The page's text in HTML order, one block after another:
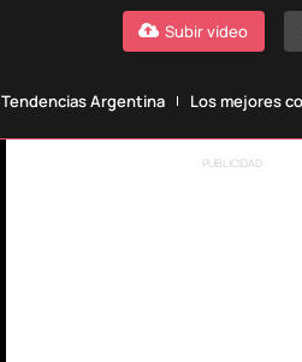
Subir vídeo
Tendencias Argentina Los mejores
PUBLICIDAD